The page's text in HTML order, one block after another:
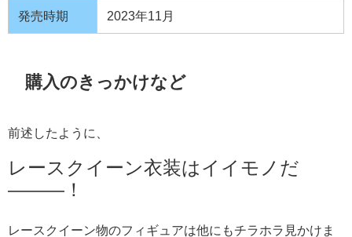
発売時期 2023年11月
購入のきっかけなど
前述したように、
レースクイーン衣装はイイモノだ
———！
レースクイーン物のフィギュアは他にもチラホラ見かけま